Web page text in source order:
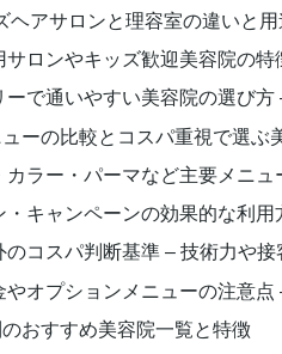
ヘアサロンと理容室の違いと
サロンやキッズ歓迎美容院の
ーで通いやすい美容院の選び
ーの比較とコスパ重視で選ぶ
カラー・パーマなど主要メニ
・キャンペーンの効果的な利
のコスパ判断基準 – 技術力や
やオプションメニューの注意
おすすめ美容院一覧と特徴